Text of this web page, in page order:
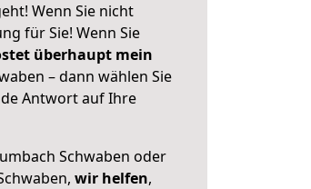
Wenn Sie nicht
für Sie! Wenn Sie
überhaupt mein
– dann wählen Sie
Antwort auf Ihre
Schwaben oder
wir helfen,